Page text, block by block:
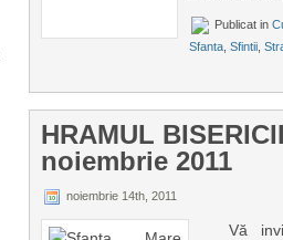
Publicat in
Sfanta Sfintii
HRAMUL
noiembrie 2011
noiembrie 14th, 2011
Vă